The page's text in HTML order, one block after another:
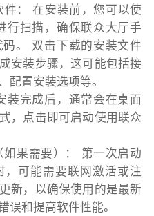
： 在安装前，您可以使
行扫描，确保联众大厅手
。 双击下载的安装文件
安装步骤，这可能包括接
配置安装选项等。
装完成后，通常会在桌面
，点击即可启动使用联众
果需要）： 第一次启动
可能需要联网激活或注
新，以确保使用的是最新
误和提高软件性能。